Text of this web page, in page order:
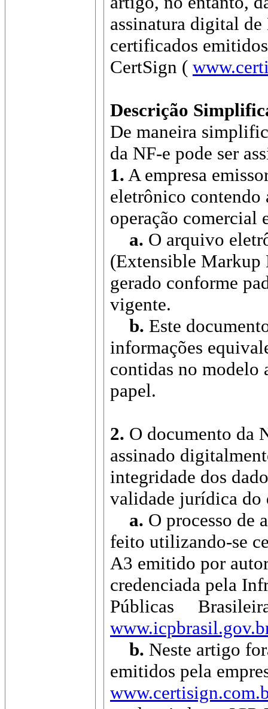
assinatura digital
certificados
CertSign (
Descrição
De maneira
da NF-e pode ser
1. A empresa
eletrônico contendo
operação comercial
a. O arquivo
(Extensible Markup
gerado conforme
vigente.
b. Este
informações
contidas no modelo
papel.
2. O documento da
assinado
integridade dos
validade jurídica do
a. O processo de
feito utilizando-se
A3 emitido por
credenciada pela
Públicas
b. Neste artigo
emitidos pela